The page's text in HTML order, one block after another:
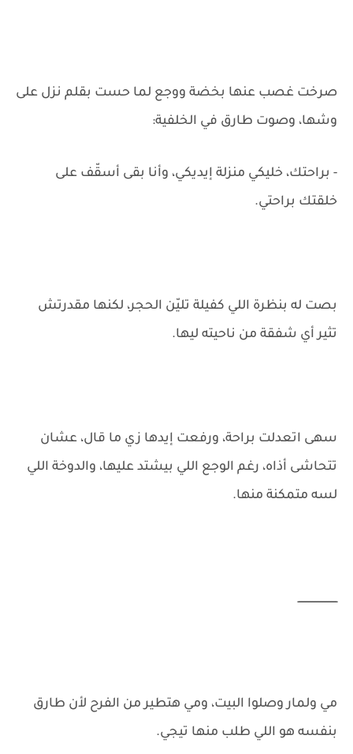
صرخت غصب عنها بخضة ووجع لما حست بقلم نزل على
وشها، وصوت طارق في الخلفية:
- براحتك، خليكي منزلة إيديكي، وأنا بقى أسقّف على
خلقتك براحتي.
بصت له بنظرة اللي كفيلة تليّن الحجر، لكنها مقدرتش
تثير أي شفقة من ناحيته ليها.
سهى اتعدلت براحة، ورفعت إيدها زي ما قال، عشان
تتحاشى أذاه، رغم الوجع اللي بيشتد عليها، والدوخة اللي
لسه متمكنة منها.
ـــــــــــــــــــــــــ
مي ولمار وصلوا البيت، ومي هتطير من الفرح لأن طارق
بنفسه هو اللي طلب منها تيجي.